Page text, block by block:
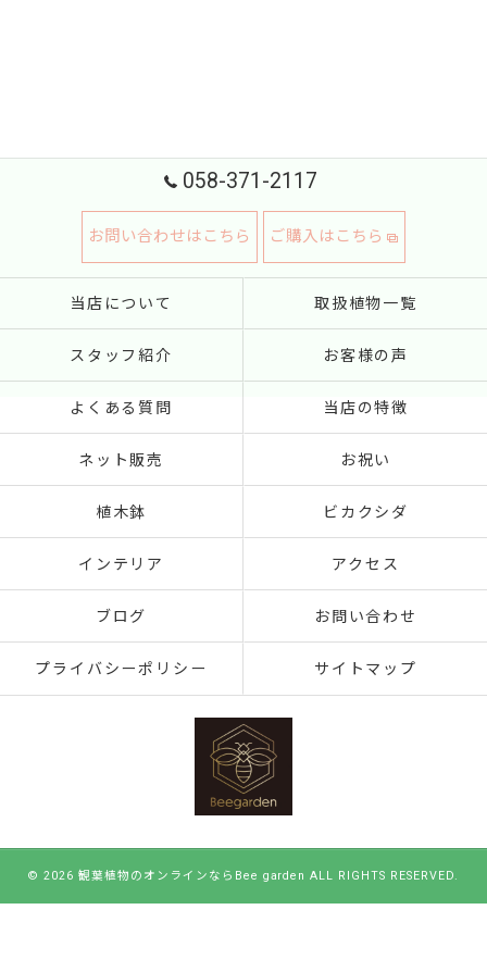
058-371-2117
お問い合わせはこちら ご購入はこちら
当店について 取扱植物一覧
スタッフ紹介 お客様の声
よくある質問 当店の特徴
ネット販売 お祝い
植木鉢 ビカクシダ
インテリア アクセス
ブログ お問い合わせ
プライバシーポリシー サイトマップ
© 2026 観葉植物のオンラインならBee garden ALL RIGHTS RESERVED.